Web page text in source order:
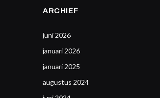
ARCHIEF
juni 2026
januari 2026
januari 2025
augustus 2024